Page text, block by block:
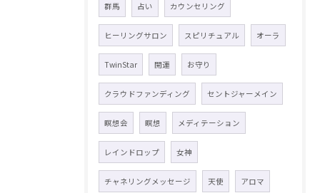
群馬 占い カウンセリング
ヒーリングサロン スピリチュアル オーラ
TwinStar 開運 お守り
クラウドファンディング セントジャーメイン
瞑想会 瞑想 メディテーション
レインドロップ 女神
チャネリングメッセージ 天使 アロマ